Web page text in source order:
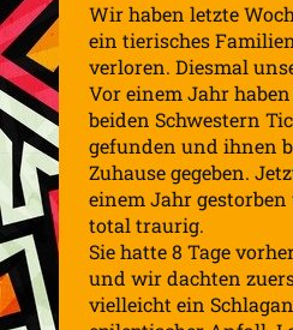
Wir haben letzte
ein tierisches
verloren. Diesmal
Vor einem Jahr
beiden Schwestern
gefunden und ihnen
Zuhause gegeben.
einem Jahr
total traurig.
Sie hatte 8 Tage
und wir dachten
vielleicht ein